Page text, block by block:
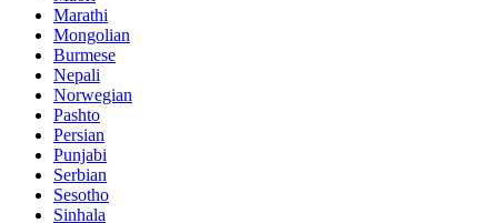
Marathi
Mongolian
Burmese
Nepali
Norwegian
Pashto
Persian
Punjabi
Serbian
Sesotho
Sinhala